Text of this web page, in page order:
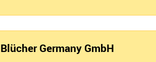
Blücher Germany GmbH